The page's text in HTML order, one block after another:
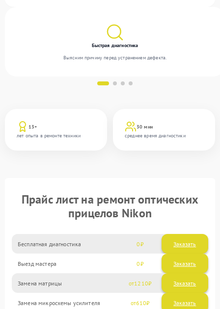
13+
лет опыта в ремонте техники
30 мин
среднее время диагностики
Быстрая диагностика
Выясним причину перед устранением дефекта.
Прайс лист на ремонт оптических
прицелов Nikon
Бесплатная диагностика 0 Заказать
Выезд мастера 0 Заказать
Замена матрицы 1210
Замена микросхемы усилителя 610